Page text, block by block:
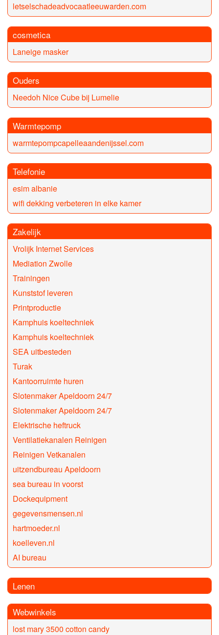
letselschadeadvocaatleeuwarden.com
cosmetica
Laneige masker
Ouders
Needoh Nice Cube bij Lumelie
Warmtepomp
warmtepompcapelleaandenijssel.com
Telefonie
esim albanie
wifi dekking verbeteren in elke kamer
Zakelijk
Vrolijk Internet Services
Mediation Zwolle
Trainingen
Kunststof leveren
Printproductie
Kamphuis koeltechniek
Kamphuis koeltechniek
SEA uitbesteden
Turak
Kantoorruimte huren
Slotenmaker Apeldoorn 24/7
Slotenmaker Apeldoorn 24/7
Elektrische heftruck
Ventilatiekanalen Reinigen
Reinigen Vetkanalen
uitzendbureau Apeldoorn
sea bureau in voorst
Dockequipment
gegevensmensen.nl
hartmoeder.nl
koelleven.nl
AI bureau
Lenen
Webwinkels
lost mary 3500 cotton candy